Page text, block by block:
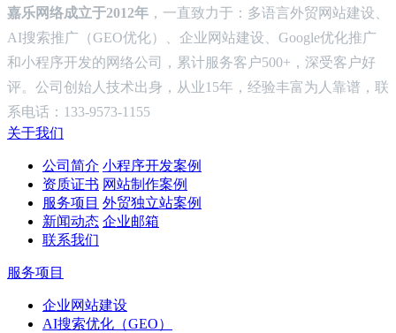
嘉乐网络成立于2012年 ，一直致力于：多语言外贸网站建设、
AI搜索推广（GEO优化）、企业网站建设、Google优化推广
和小程序开发的网络公司，累计服务客户500+，深受客户好
评。公司创始人技术出身，从业15年，经验丰富为人靠谱，联
系电话：133-9573-1155
关于我们
公司简介 小程序开发案例
资质证书 网站制作案例
服务项目 外贸独立站案例
新闻动态 企业邮箱
联系我们
服务项目
企业网站建设
AI搜索优化（GEO）